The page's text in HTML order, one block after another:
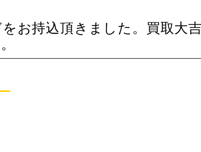
お持込頂きました。買取大